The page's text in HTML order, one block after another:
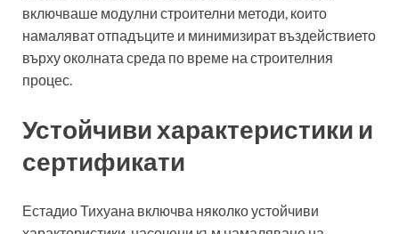
включваше модулни строителни методи, които
намаляват отпадъците и минимизират въздействието
върху околната среда по време на строителния
процес.
Устойчиви характеристики и
сертификати
Естадио Тихуана включва няколко устойчиви